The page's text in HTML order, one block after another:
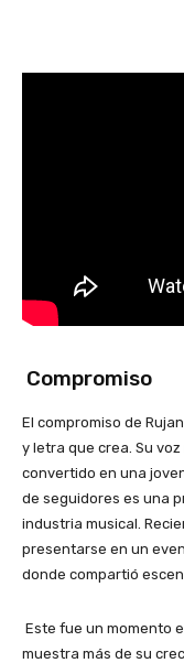
Compromiso
El compromiso de
y letra que crea. Su
convertido en una
de seguidores es una
industria musical.
presentarse en un
donde compartió
Este fue un momento
muestra más de su